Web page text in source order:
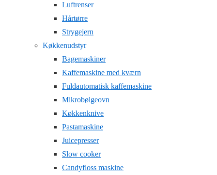
Luftrenser
Hårtørre
Strygejern
Køkkenudstyr
Bagemaskiner
Kaffemaskine med kværn
Fuldautomatisk kaffemaskine
Mikrobølgeovn
Køkkenknive
Pastamaskine
Juicepresser
Slow cooker
Candyfloss maskine